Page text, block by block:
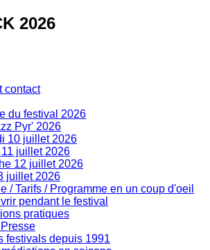
2026
contact
du festival 2026
Pyr' 2026
10 juillet 2026
juillet 2026
12 juillet 2026
juillet 2026
/ Tarifs / Programme en un coup d'oeil
pendant le festival
pratiques
festivals depuis 1991